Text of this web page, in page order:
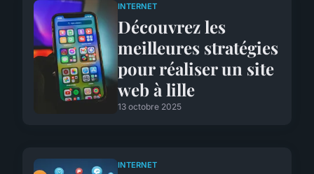
INTERNET
Découvrez les
meilleures stratégies
pour réaliser un site
web à lille
13 octobre 2025
INTERNET